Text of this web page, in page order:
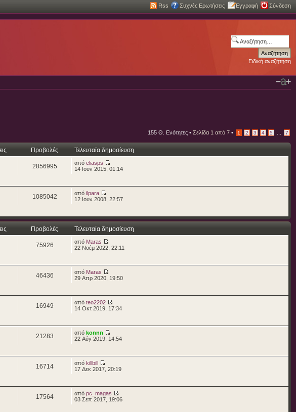
Rss Συχνές Ερωτήσεις Εγγραφή Σύνδεση
Ειδική αναζήτηση
155 Θ. Ενότητες • Σελίδα 1 από 7 • 1 2 3 4 5 7
Προβολές Τελευταία δημοσίευση
2856995 από eliasps
14 Ιουν 2015, 01:14
1085042 από ilpara
12 Ιουν 2008, 22:57
Προβολές Τελευταία δημοσίευση
75926 από Maras
22 Νοέμ 2022, 22:11
46436 από Maras
29 Απρ 2020, 19:50
16949 από teo2202
14 Οκτ 2019, 17:34
21283 από konnn
22 Αύγ 2019, 14:54
16714 από killbill
17 Δεκ 2017, 20:19
17564 από pc_magas
03 Σεπ 2017, 19:06